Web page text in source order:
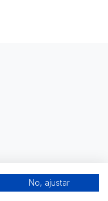
No, ajustar